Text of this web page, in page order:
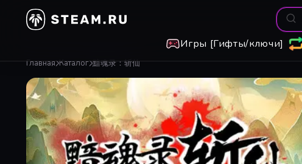
Игры [Гифты/ключи]
Главная Каталог 黯魂录：斩仙